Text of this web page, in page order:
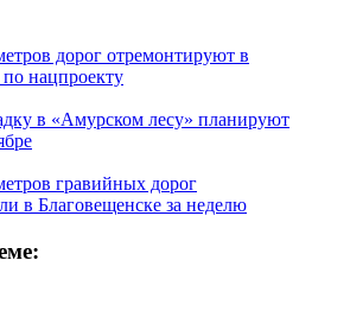
дорог отремонтируют в
нацпроекту
в «Амурском лесу» планируют
гравийных дорог
в Благовещенске за неделю